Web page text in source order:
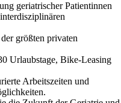
geriatrischer Patientinnen
größten privaten
Urlaubstage, Bike-Leasing
Arbeitszeiten und